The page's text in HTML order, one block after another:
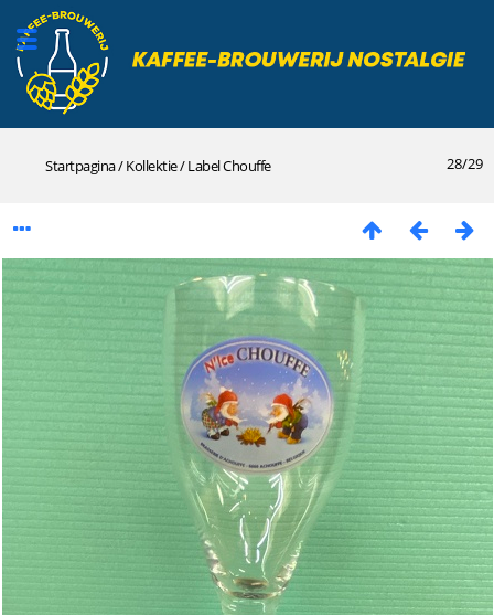
28/29
Startpagina/Kollektie/LabelChouffe